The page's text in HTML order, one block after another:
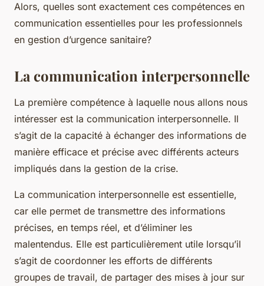
Alors, quelles sont exactement ces compétences en
communication essentielles pour les professionnels
en gestion d’urgence sanitaire?
La communication interpersonnelle
La première compétence à laquelle nous allons nous
intéresser est la communication interpersonnelle. Il
s’agit de la capacité à échanger des informations de
manière efficace et précise avec différents acteurs
impliqués dans la gestion de la crise.
La communication interpersonnelle est essentielle,
car elle permet de transmettre des informations
précises, en temps réel, et d’éliminer les
malentendus. Elle est particulièrement utile lorsqu’il
s’agit de coordonner les efforts de différents
groupes de travail, de partager des mises à jour sur